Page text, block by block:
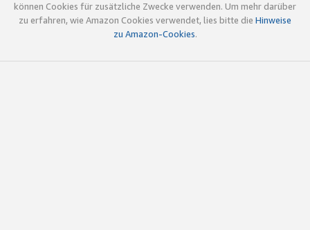
können Cookies für zusätzliche Zwecke verwenden. Um mehr darüber
zu erfahren, wie Amazon Cookies verwendet, lies bitte die Hinweise
zu Amazon-Cookies.